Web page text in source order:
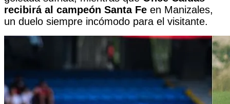
recibirá al campeón Santa Fe en Manizales,
un duelo siempre incómodo para el visitante.